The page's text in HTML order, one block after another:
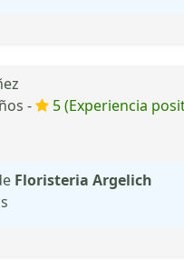
-
5 (Experiencia
Floristeria Argelich